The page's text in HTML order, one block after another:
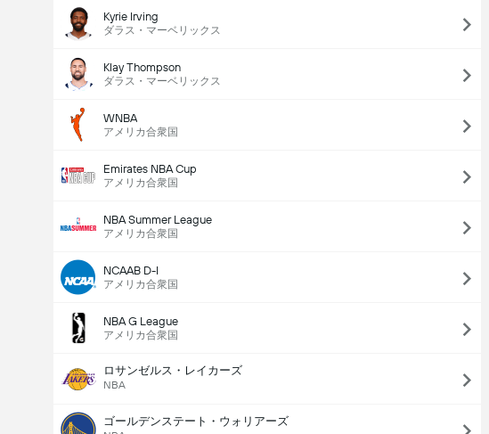
Kyrie Irving
ダラス・マーベリックス
Klay Thompson
ダラス・マーベリックス
WNBA
アメリカ合衆国
Emirates NBA Cup
アメリカ合衆国
NBA Summer League
アメリカ合衆国
NCAAB D-I
アメリカ合衆国
NBA G League
アメリカ合衆国
ロサンゼルス・レイカーズ
NBA
ゴールデンステート・ウォリアーズ